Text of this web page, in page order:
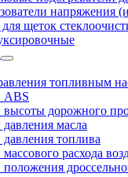
напряжения
щеток
топливным
ABS
высоты дорожного
масла
топлива
расхода